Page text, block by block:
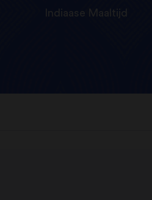
Indiaase Maaltijd